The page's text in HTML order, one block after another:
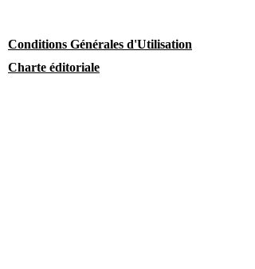
Conditions Générales d'Utilisation
Charte éditoriale